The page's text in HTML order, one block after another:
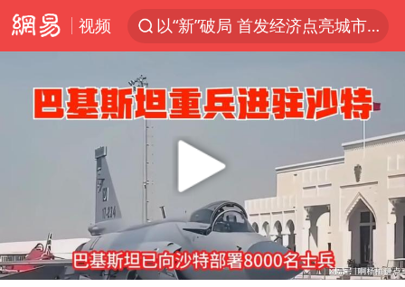
视频
以“新”破局 首发经济点亮城市消费活力
昆明石林火把节
我国编制完成新版全月地质图
贵州轮胎子公司获美国退税8136万
Play
00:00 02:33